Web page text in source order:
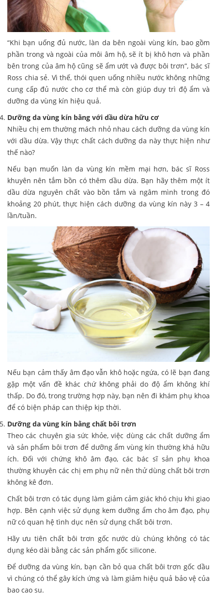
“Khi bạn uống đủ nước, làn da bên ngoài vùng kín, bao gồm
phần trong và ngoài của môi âm hộ, sẽ ít bị khô hơn và phần
bên trong của âm hộ cũng sẽ ẩm ướt và được bôi trơn”, bác sĩ
Ross chia sẻ. Vì thế, thói quen uống nhiều nước không những
cung cấp đủ nước cho cơ thể mà còn giúp duy trì độ ẩm và
dưỡng da vùng kín hiệu quả.
Dưỡng da vùng kín bằng với dầu dừa hữu cơ
Nhiều chị em thường mách nhỏ nhau cách dưỡng da vùng kín
với dầu dừa. Vậy thực chất cách dưỡng da này thực hiện như
thế nào?
Nếu bạn muốn làn da vùng kín mềm mại hơn, bác sĩ Ross
khuyên nên tắm bồn có thêm dầu dừa. Bạn hãy thêm một ít
dầu dừa nguyên chất vào bồn tắm và ngâm mình trong đó
khoảng 20 phút, thực hiện cách dưỡng da vùng kín này 3 – 4
lần/tuần.
Nếu bạn cảm thấy âm đạo vẫn khô hoặc ngứa, có lẽ bạn đang
gặp một vấn đề khác chứ không phải do độ ẩm không khí
thấp. Do đó, trong trường hợp này, bạn nên đi khám phụ khoa
để có biện pháp can thiệp kịp thời.
Dưỡng da vùng kín bằng chất bôi trơn
Theo các chuyên gia sức khỏe, việc dùng các chất dưỡng ẩm
và sản phẩm bôi trơn để dưỡng ẩm vùng kín thường khá hữu
ích. Đối với chứng khô âm đạo, các bác sĩ sản phụ khoa
thường khuyên các chị em phụ nữ nên thử dùng chất bôi trơn
không kê đơn.
Chất bôi trơn có tác dụng làm giảm cảm giác khó chịu khi giao
hợp. Bên cạnh việc sử dụng kem dưỡng ẩm cho âm đạo, phụ
nữ có quan hệ tình dục nên sử dụng chất bôi trơn.
Hãy ưu tiên chất bôi trơn gốc nước dù chúng không có tác
dụng kéo dài bằng các sản phẩm gốc silicone.
Để dưỡng da vùng kín, bạn cần bỏ qua chất bôi trơn gốc dầu
vì chúng có thể gây kích ứng và làm giảm hiệu quả bảo vệ của
bao cao su.